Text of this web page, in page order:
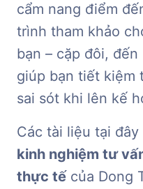
cẩm nang điểm
trình tham khảo
bạn – cặp đôi,
giúp bạn tiết kiệm
sai sót khi lên kế
Các tài liệu tại
kinh nghiệm tư
thực tếcủa Dong